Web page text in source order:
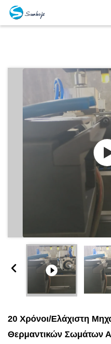
20 Χρόνοι/ελάχιστη
Θερμαντικών Σωμάτων